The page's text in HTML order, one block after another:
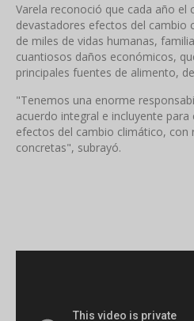
Varela reconoció que cada año el
devastadores efectos del cambio
de miles de vidas humanas,
cuantiosos daños económicos,
principales fuentes de alimento,
"Tenemos una enorme
acuerdo integral e incluyente
efectos del cambio climático, con
concretas", subrayó.